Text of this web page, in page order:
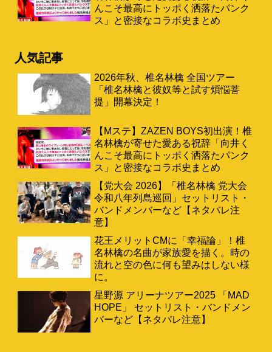
んこそ最高にトッポく洒落たパンク
ス」と密接なコラボ史まとめ
人気記事
2026年秋、椎名林檎 全国ツアー
「椎名林檎と彼奴等と試す煩悩菩
提」開幕決定！
【Mステ】ZAZEN BOYS初出演！椎
名林檎が寄せた愛ある祝辞「向井く
んこそ最高にトッポく洒落たパンク
ス」と密接なコラボ史まとめ
【党大会 2026】「椎名林檎 党大会
令和八年列島巡回」セットリスト・
バンドメンバーなど【ネタバレ注
意】
花王メリットCMに「幸福論」！椎
名林檎の名曲が家族愛を描く。時の
流れと空の色に何も望みはしない様
に。
星野源 アリーナツアー2025 「MAD
HOPE」 セットリスト・バンドメン
バーなど【ネタバレ注意】